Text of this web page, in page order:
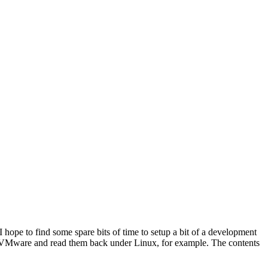
to find some spare bits of time to setup a bit of a development
and read them back under Linux, for example. The contents